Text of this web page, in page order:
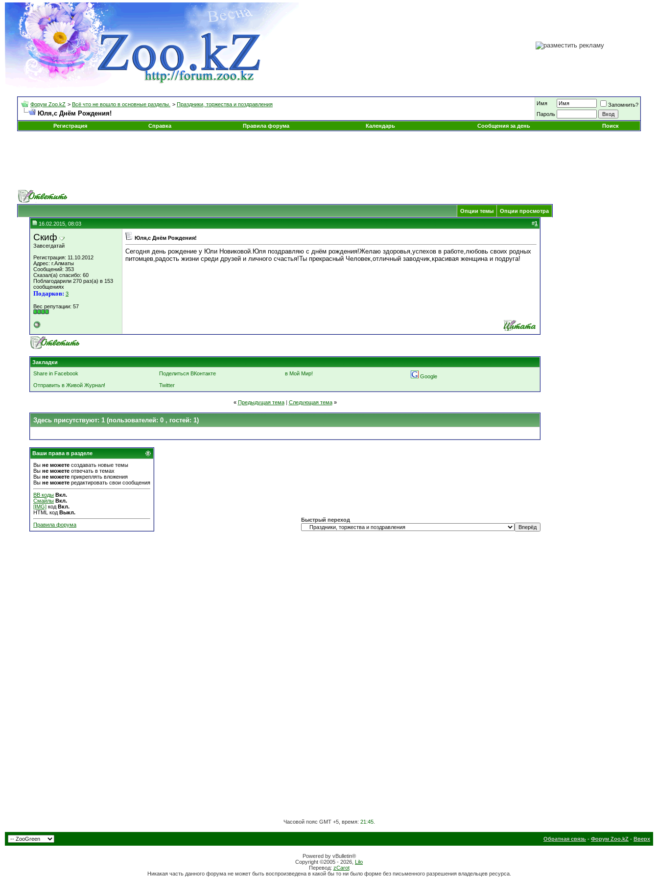
Форум Zoo.kZ > Всё что не вошло в основные разделы. > Праздники, торжества и поздравления
Юля,с Днём Рождения!
Имя
Запомнить?
Пароль
Регистрация
Справка Правила форума Календарь Сообщения за день Поиск
Опции темы Опции просмотра
16.02.2015, 08:03 #1
Скиф
Завсегдатай
Регистрация: 11.10.2012
Адрес: г.Алматы
Сообщений: 353
Сказал(а) спасибо: 60
Поблагодарили 270 раз(а) в 153
сообщениях
Подарков: 3
Вес репутации: 57
Юля,с Днём Рождения!
Сегодня день рождение у Юли Новиковой.Юля поздравляю с днём рождения!Желаю здоровья,успехов в работе,любовь своих родных
питомцев,радость жизни среди друзей и личного счастья!Ты прекрасный Человек,отличный заводчик,красивая женщина и подруга!
Закладки
Share in Facebook
Поделиться ВКонтакте в Мой Мир!
Google
Отправить в Живой Журнал!
Twitter
« Предыдущая тема| Следующая тема »
Здесь присутствуют: 1 (пользователей: 0 , гостей: 1)
Ваши права в разделе
Вы не можете создавать новые темы
Вы не можете отвечать в темах
Вы не можете прикреплять вложения
Вы не можете редактировать свои сообщения
BB коды Вкл.
Смайлы Вкл.
[IMG] код Вкл.
HTML код Выкл.
Правила форума
Быстрый переход
Часовой пояс GMT +5, время: 21:45.
Обратная связь - Форум Zoo.kZ - Вверх
Powered by vBulletin®
Copyright ©2005 - 2026, Lilo
Перевод: zCarot
Никакая часть данного форума не может быть воспроизведена в какой бы то ни было форме без письменного разрешения владельцев ресурса.